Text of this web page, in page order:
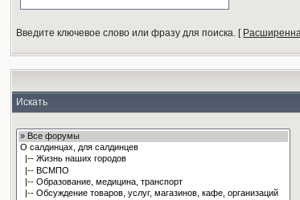
Введите ключевое слово или фразу для поиска. [
Искать